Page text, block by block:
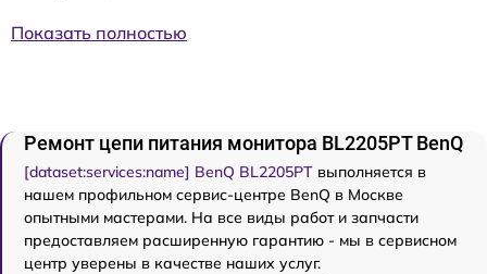
Показать полностью
Ремонт цепи питания монитора BL2205PT BenQ
[dataset:services:name] BenQ BL2205PT выполняется в
нашем профильном сервис-центре BenQ в Москве
опытными мастерами. На все виды работ и запчасти
предоставляем расширенную гарантию - мы в сервисном
центр уверены в качестве наших услуг.